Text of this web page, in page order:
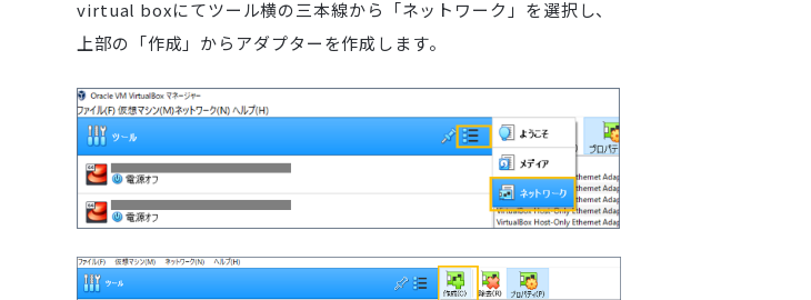
virtual boxにてツール横の三本線から「ネットワーク」を選択し、
上部の「作成」からアダプターを作成します。